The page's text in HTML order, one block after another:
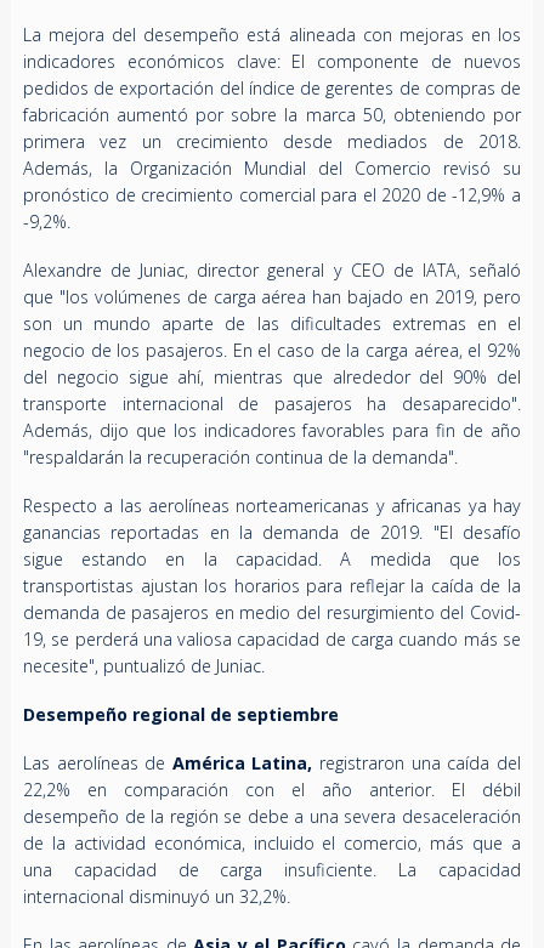
La mejora del desempeño está alineada con mejoras en los
indicadores económicos clave: El componente de nuevos
pedidos de exportación del índice de gerentes de compras de
fabricación aumentó por sobre la marca 50, obteniendo por
primera vez un crecimiento desde mediados de 2018.
Además, la Organización Mundial del Comercio revisó su
pronóstico de crecimiento comercial para el 2020 de -12,9% a
-9,2%.
Alexandre de Juniac, director general y CEO de IATA, señaló
que "los volúmenes de carga aérea han bajado en 2019, pero
son un mundo aparte de las dificultades extremas en el
negocio de los pasajeros. En el caso de la carga aérea, el 92%
del negocio sigue ahí, mientras que alrededor del 90% del
transporte internacional de pasajeros ha desaparecido".
Además, dijo que los indicadores favorables para fin de año
"respaldarán la recuperación continua de la demanda".
Respecto a las aerolíneas norteamericanas y africanas ya hay
ganancias reportadas en la demanda de 2019. "El desafío
sigue estando en la capacidad. A medida que los
transportistas ajustan los horarios para reflejar la caída de la
demanda de pasajeros en medio del resurgimiento del Covid-
19, se perderá una valiosa capacidad de carga cuando más se
necesite", puntualizó de Juniac.
Desempeño regional de septiembre
Las aerolíneas de América Latina, registraron una caída del
22,2% en comparación con el año anterior. El débil
desempeño de la región se debe a una severa desaceleración
de la actividad económica, incluido el comercio, más que a
una capacidad de carga insuficiente. La capacidad
internacional disminuyó un 32,2%.